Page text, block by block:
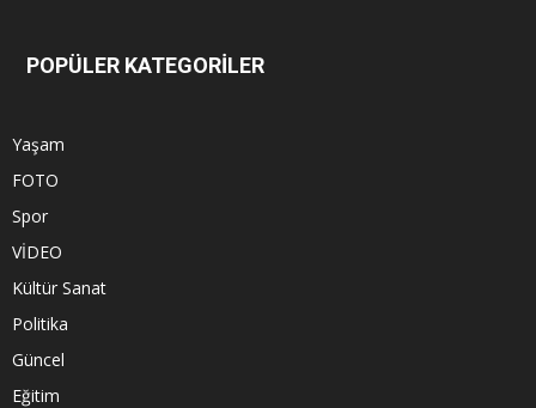
POPÜLER KATEGORİLER
Yaşam
FOTO
Spor
VİDEO
Kültür Sanat
Politika
Güncel
Eğitim